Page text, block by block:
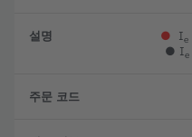
● Ie
● Ie